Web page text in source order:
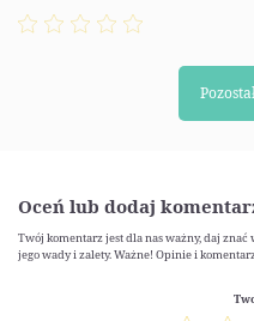
Oceń lub dodaj
Twój komentarz jest dla nas ważny, daj znać
jego wady i zalety. Ważne! Opinie i